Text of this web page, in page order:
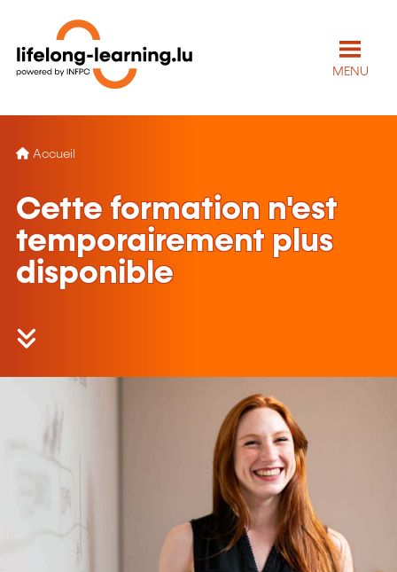
MENU
Accueil
Cette formation n'est
temporairement plus
disponible